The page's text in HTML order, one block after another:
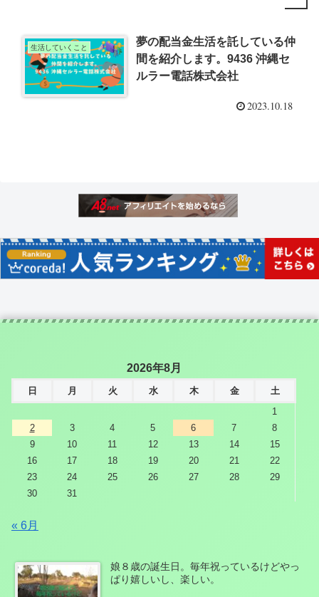
生活していくこと
夢の配当金生活を託している仲
間を紹介します。9436 沖縄セ
ルラー電話株式会社
2023.10.18
2026年8月
日 月 火 水 木 金
土
1
2
3 4 5 6 7
8
9
10 11 12 13 14
15
16
17 18 19 20 21
22
23
24 25 26 27 28
29
30
31
« 6月
娘８歳の誕生日。毎年祝っているけどやっ
ぱり嬉しいし、楽しい。